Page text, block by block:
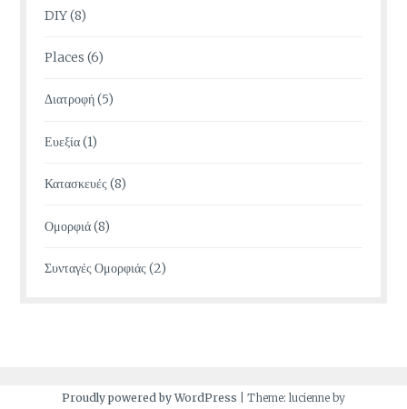
DIY(8)
Places (6)
Διατροφή(5)
Ευεξία(1)
Κατασκευές (8)
Ομορφιά(8)
Συνταγές Ομορφιάς (2)
Proudly powered by WordPress Theme: lucienne by